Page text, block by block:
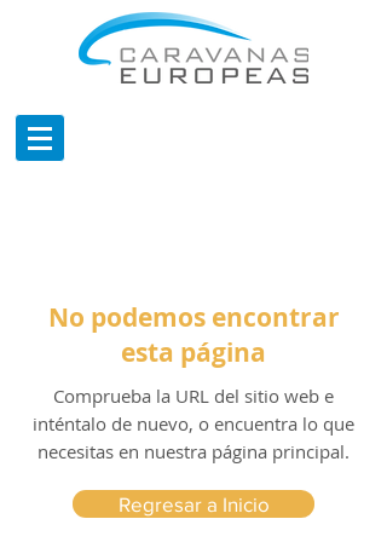
No podemos encontrar
esta página
Comprueba la URL del sitio web e
inténtalo de nuevo, o encuentra lo que
necesitas en nuestra página principal.
Regresar a Inicio